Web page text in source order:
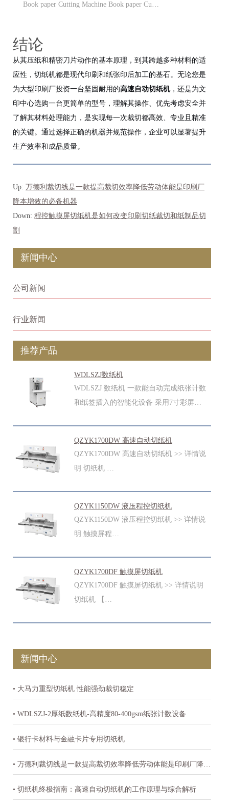
Book paper Cutting Machine Book paper Cu…
结论
从其压纸和精密刀片动作的基本原理，到其跨越多种材料的适
应性，切纸机都是现代印刷和纸张印后加工的基石。无论您是
为大型印刷厂投资一台坚固耐用的高速自动切纸机，还是为文
印中心选购一台更简单的型号，理解其操作、优先考虑安全并
了解其材料处理能力，是实现每一次裁切都高效、专业且精准
的关键。通过选择正确的机器并规范操作，企业可以显著提升
生产效率和成品质量。
Up: 万德利裁切线是一款提高裁切效率降低劳动体能是印刷厂
降本增效的必备机器
Down: 程控触摸屏切纸机是如何改变印刷切纸裁切和纸制品切
割
新闻中心
公司新闻
行业新闻
推荐产品
WDLSZJ数纸机
WDLSZJ 数纸机 一款能自动完成纸张计数
和纸签插入的智能化设备 采用7寸彩屏…
QZYK1700DW 高速自动切纸机
QZYK1700DW 高速自动切纸机 >> 详情说
明 切纸机 …
QZYK1150DW 液压程控切纸机
QZYK1150DW 液压程控切纸机 >> 详情说
明 触摸屏程…
QZYK1700DF 触摸屏切纸机
QZYK1700DF 触摸屏切纸机 >> 详情说明
切纸机 【…
新闻中心
• 大马力重型切纸机 性能强劲裁切稳定
• WDLSZJ-2厚纸数纸机-高精度80-400gsm纸张计数设备
• 银行卡材料与金融卡片专用切纸机
• 万德利裁切线是一款提高裁切效率降低劳动体能是印刷厂降本增效的必备机器
• 切纸机终极指南：高速自动切纸机的工作原理与综合解析